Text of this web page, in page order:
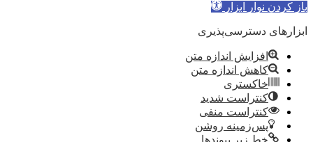
باز کردن نوار ابزار
ابزارهای دسترسی‌پذیری
افزایش اندازه متن
کاهش اندازه متن
خاکستری
کنتراست شدید
کنتراست منفی
پس‌زمینه روشن